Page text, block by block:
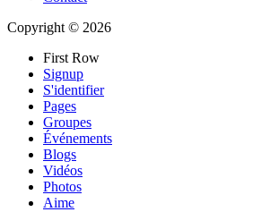
Copyright © 2026
First Row
Signup
S'identifier
Pages
Groupes
Événements
Blogs
Vidéos
Photos
Aime